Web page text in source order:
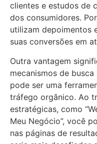
clientes e estudos de
dos consumidores.
utilizam depoimentos
suas conversões em
Outra vantagem
mecanismos de
pode ser uma
tráfego orgânico. Ao
estratégicas, como
Meu Negócio”, você
nas páginas de